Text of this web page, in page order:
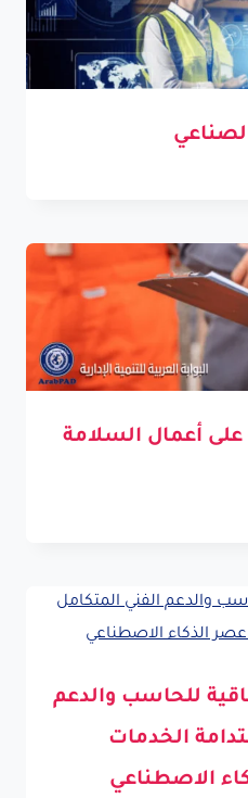
أعمال السلامة
للحاسب والدعم
الخدمات
الاصطناعي